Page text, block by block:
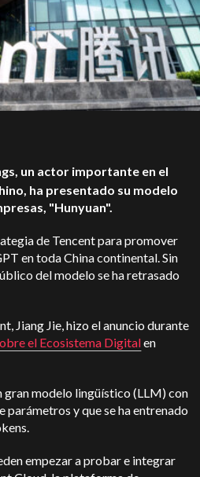
un actor importante en el
ha presentado su modelo
"Hunyuan".
de Tencent para promover
en toda China continental. Sin
del modelo se ha retrasado
Jiang Jie, hizo el anuncio durante
el Ecosistema Digitalen
gran modelo lingüístico (LLM) con
parámetros y que se ha entrenado
empezar a probar e integrar